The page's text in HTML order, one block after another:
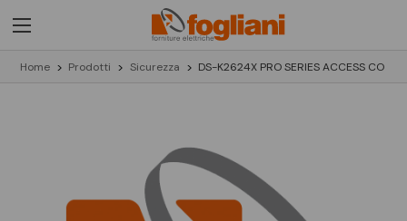
Home Prodotti Sicurezza DS-K2624X PRO SERIES ACCESS CO